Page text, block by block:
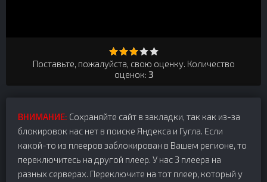
Поставьте, пожалуйста, свою оценку. Количество
оценок: 3
ВНИМАНИЕ: Сохраняйте сайт в закладки, так как из-за
блокировок нас нет в поиске Яндекса и Гугла. Если
какой-то из плееров заблокирован в Вашем регионе, то
переключитесь на другой плеер. У нас 3 плеера на
разных серверах. Переключите на тот плеер, который у